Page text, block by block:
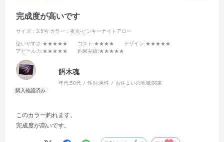
完成度が高いです
サイズ：3.5号 カラー：夜光-ピンキーナイトアロー
使いやすさ :★★★★★ コスト :★★★★ デザイン:★★★★★
アピール力:★★★★★ 釣果実績:★★★★★
餌木魂
年代:50代 性別:男性 お住まいの地域:関東
このカラー釣れます。
完成度が高いです。